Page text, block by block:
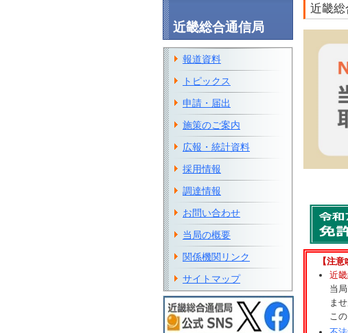
近畿総
【注意
近
当
ませ
こ
近畿総合通信局
報道資料
トピックス
申請・届出
施策のご案内
広報・統計資料
採用情報
調達情報
お問い合わせ
当局の概要
関係機関リンク
サイトマップ